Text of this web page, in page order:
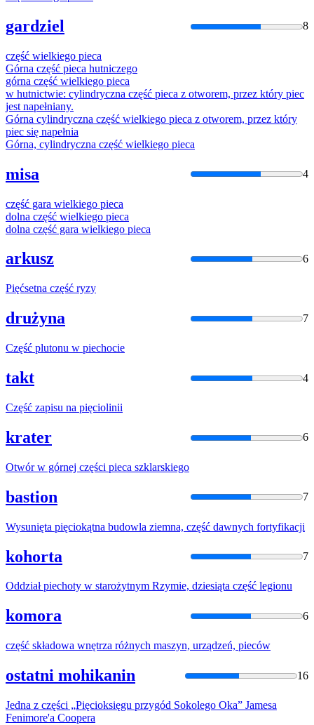
gardziel 8
część wielkiego pieca
Górna część pieca hutniczego
górna część wielkiego pieca
w hutnictwie: cylindryczna część pieca z otworem, przez który piec
jest napełniany.
Górna cylindryczna część wielkiego pieca z otworem, przez który
piec się napełnia
Górna, cylindryczna część wielkiego pieca
misa 4
część gara wielkiego pieca
dolna część wielkiego pieca
dolna część gara wielkiego pieca
arkusz 6
Pięćsetna część ryzy
drużyna 7
Część plutonu w piechocie
takt 4
Część zapisu na pięciolinii
krater 6
Otwór w górnej części pieca szklarskiego
bastion 7
Wysunięta pięciokątna budowla ziemna, część dawnych fortyfikacji
kohorta 7
Oddziałpiechoty w starożytnym Rzymie, dziesiąta część legionu
komora 6
część składowa wnętrza różnych maszyn, urządzeń, pieców
ostatni mohikanin 16
Jedna z części „Pięcioksięgu przygód Sokolego Oka” Jamesa
Fenimore'a Coopera